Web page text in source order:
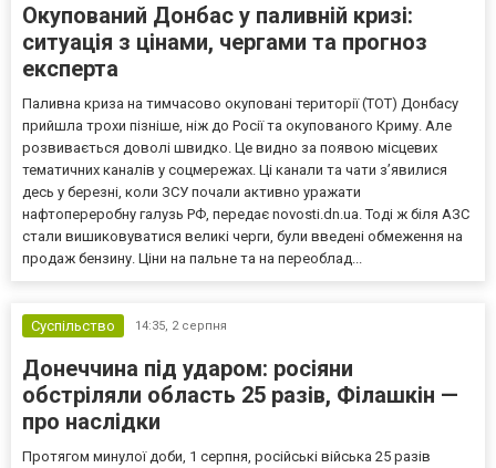
Окупований Донбас у паливній кризі:
ситуація з цінами, чергами та прогноз
експерта
Паливна криза на тимчасово окуповані території (ТОТ) Донбасу
прийшла трохи пізніше, ніж до Росії та окупованого Криму. Але
розвивається доволі швидко. Це видно за появою місцевих
тематичних каналів у соцмережах. Ці канали та чати з’явилися
десь у березні, коли ЗСУ почали активно уражати
нафтопереробну галузь РФ, передає novosti.dn.ua. Тоді ж біля АЗС
стали вишиковуватися великі черги, були введені обмеження на
продаж бензину. Ціни на пальне та на переоблад...
Суспільство 14:35, 2 серпня
Донеччина під ударом: росіяни
обстріляли область 25 разів, Філашкін —
про наслідки
Протягом минулої доби, 1 серпня, російські війська 25 разів